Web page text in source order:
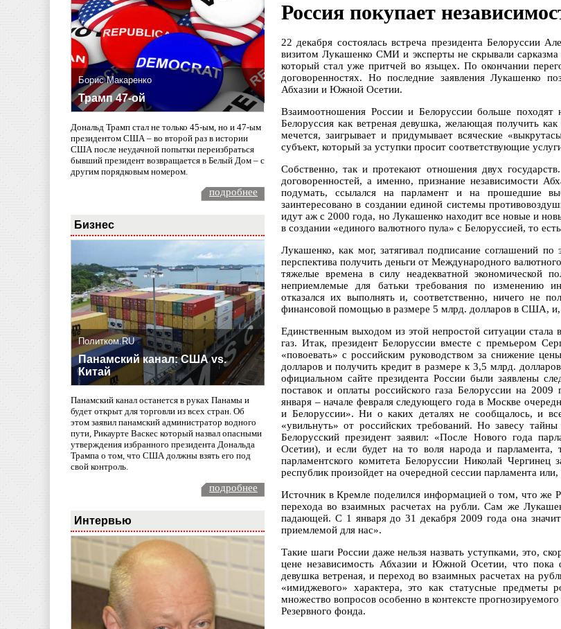
Борис Макаренко
Трамп 47-ой
Дональд Трамп стал не только 45-ым, но и 47-ым
президентом США – во второй раз в истории
США после неудачной попытки переизбраться
бывший президент возвращается в Белый Дом – с
другим порядковым номером.
подробнее
Бизнес
Политком.RU
Панамский канал: США vs.
Китай
Панамский канал останется в руках Панамы и
будет открыт для торговли из всех стран. Об
этом заявил панамский администратор водного
пути, Рикаурте Васкес который назвал опасными
утверждения избранного президента Дональда
Трампа о том, что США должны взять его под
свой контроль.
подробнее
Интервью
Россия покупает
22 декабря состоялась встреча президента
визитом Лукашенко СМИ и эксперты не скрывали сарказма
который стал уже притчей во языцех. По окончании
договоренностях. Но последние заявления Лукашенко
Абхазии и Южной Осетии.
Взаимоотношения России и Белоруссии больше
Белоруссия как ветреная девушка, желающая получить
мечется, заигрывает и придумывает всяческие
субъект, который за уступки просит соответствующие
Собственно, так и протекают отношения двух
договоренностей, а именно, признание независимости
подумать, ссылался на парламент и на прошедшие
заинтересовано в создании единой системы
идут аж с 2000 года, но Лукашенко находит все новые и
в создании «единого валютного пула» с Белоруссией, то
Лукашенко, как мог, затягивал подписание соглашений
перспектива получить деньги от Международного
тяжелые времена в силу неадекватной
неприемлемые для батьки требования по изменению
отказался их выполнять и, соответственно, ничего не
финансовой помощью в размере 5 млрд. долларов в США, и,
Единственным выходом из этой непростой ситуации
газ. Итак, президент Белоруссии вместе с премьером
«повоевать» с российским руководством за снижение
долларов и получить кредит в размере к 3,5 млрд.
официальном сайте президента России были заявлены
поставок и оплаты российского газа Белоруссии на
января – начале февраля следующего года в Москве
и Белоруссии». Ни о каких деталях не сообщалось, и
«увильнуть» от российских требований. Но завесу
Белорусский президент заявил: «После Нового года
Осетии), и если будет на то воля народа и парламента,
парламентского комитета Белоруссии Николай Чергинец
республик произойдет на очередной сессии парламента
Источник в Кремле поделился информацией о том, что же
перехода во взаимных расчетах на рубли. Сам же
падающей. С 1 января до 31 декабря 2009 года она
приемлемой для нас».
Такие шаги России даже нельзя назвать уступками, это,
цене независимость Абхазии и Южной Осетии, что
девушка ветреная, и переход во взаимных расчетах на
«имиджевого» характера, это как статусные
множество вопросов особенно в контексте
Резервного фонда.